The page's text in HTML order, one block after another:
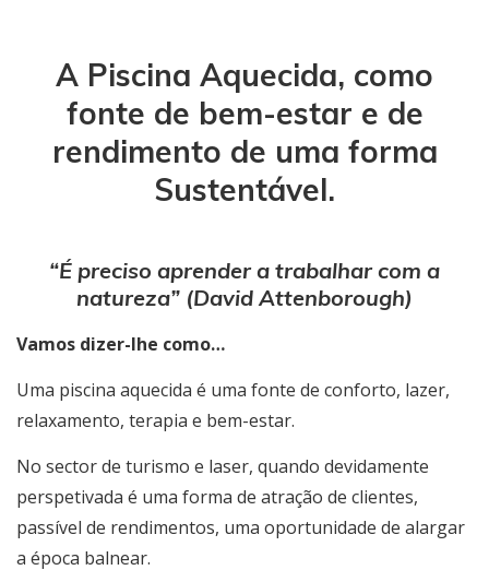
A Piscina Aquecida, como
fonte de bem-estar e de
rendimento de uma forma
Sustentável.
“É preciso aprender a trabalhar com a
natureza” (David Attenborough)
Vamos dizer-lhe como…
Uma piscina aquecida é uma fonte de conforto, lazer,
relaxamento, terapia e bem-estar.
No sector de turismo e laser, quando devidamente
perspetivada é uma forma de atração de clientes,
passível de rendimentos, uma oportunidade de alargar
a época balnear.